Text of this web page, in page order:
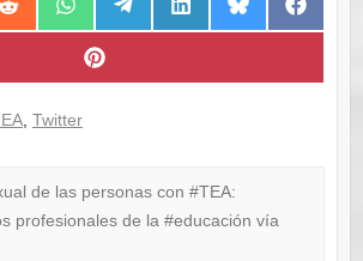
Compartir
en
Compartir
en
WhatsApp
Compartir
en
Compartir
en
Compartir
en
en
Compartir
en
, Twitter
de las personas con #TEA:
profesionales de la #educación vía